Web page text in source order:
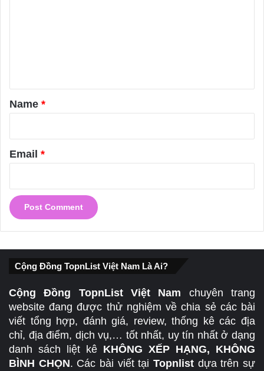
*
Name *
Email *
Cộng Đồng TopnList Việt Nam Là Ai?
Cộng Đồng TopnList Việt Nam chuyên trang
website đang được thử nghiệm về chia sẻ các bài
viết tổng hợp, đánh giá, review, thống kê các địa
chỉ, địa điểm, dịch vụ,… tốt nhất, uy tín nhất ở dạng
danh sách liệt kê KHÔNG XẾP HẠNG, KHÔNG
BÌNH CHỌN. Các bài viết tạiTopnlist dựa trên sự